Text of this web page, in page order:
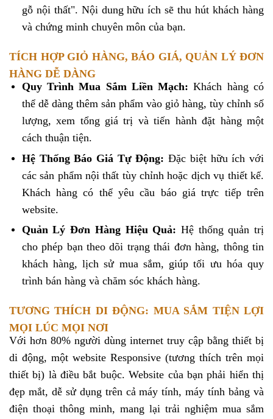
gỗ nội thất". Nội dung hữu ích sẽ thu hút khách hàng
và chứng minh chuyên môn của bạn.
TÍCH HỢP GIỎ HÀNG, BÁO GIÁ, QUẢN LÝ ĐƠN
HÀNG DỄ DÀNG
Quy Trình Mua Sắm Liền Mạch: Khách hàng có
thể dễ dàng thêm sản phẩm vào giỏ hàng, tùy chỉnh số
lượng, xem tổng giá trị và tiến hành đặt hàng một
cách thuận tiện.
Hệ Thống Báo Giá Tự Động: Đặc biệt hữu ích với
các sản phẩm nội thất tùy chỉnh hoặc dịch vụ thiết kế.
Khách hàng có thể yêu cầu báo giá trực tiếp trên
website.
Quản Lý Đơn Hàng Hiệu Quả: Hệ thống quản trị
cho phép bạn theo dõi trạng thái đơn hàng, thông tin
khách hàng, lịch sử mua sắm, giúp tối ưu hóa quy
trình bán hàng và chăm sóc khách hàng.
TƯƠNG THÍCH DI ĐỘNG: MUA SẮM TIỆN LỢI
MỌI LÚC MỌI NƠI
Với hơn 80% người dùng internet truy cập bằng thiết bị
di động, một website Responsive (tương thích trên mọi
thiết bị) là điều bắt buộc. Website của bạn phải hiển thị
đẹp mắt, dễ sử dụng trên cả máy tính, máy tính bảng và
điện thoại thông minh, mang lại trải nghiệm mua sắm